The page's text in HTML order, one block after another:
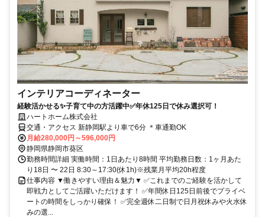
インテリアコーディネーター
経験活かせる✨子育て中の方活躍中✅年休125日で休み選択可！
ハートホーム株式会社
交通・アクセス 新静岡駅より車で6分 ＊車通勤OK
月給280,000円～596,000円
静岡県静岡市葵区
勤務時間詳細 実働時間：1日あたり8時間 平均勤務日数：1ヶ月あた
り18日 〜 22日 8:30～17:30(休1h)※残業月平均20h程度
仕事内容 ▼働きやすい理由＆魅力▼ ✅これまでのご経験を活かして
即戦力としてご活躍いただけます！ ✅年間休日125日前後でプライベ
ートの時間をしっかり確保！ ✅完全週休二日制で日月祝休みや火水休
みの選...